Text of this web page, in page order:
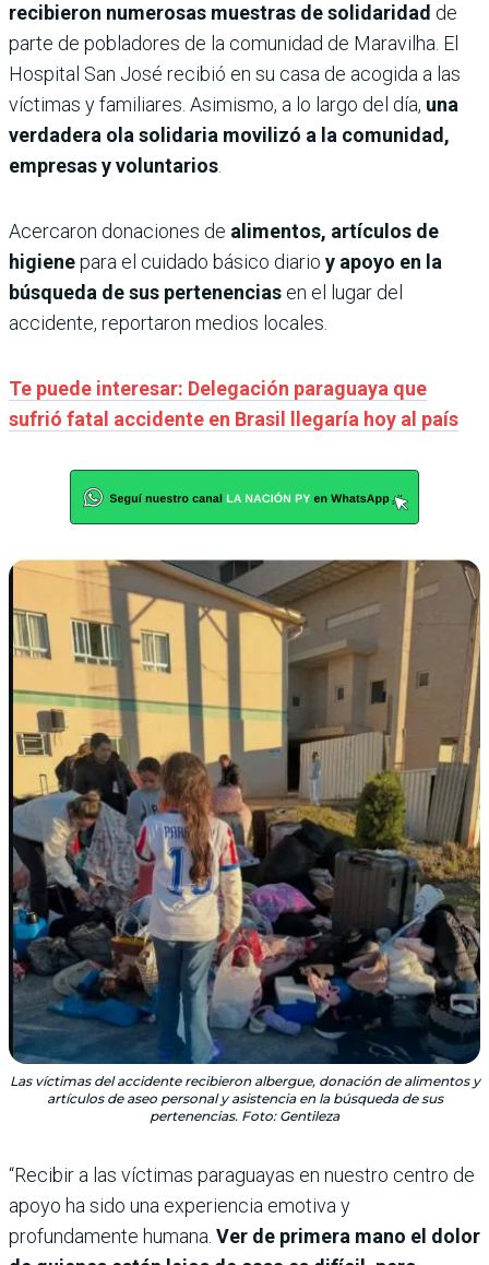
recibieron numerosas muestras de solidaridad de
parte de pobladores de la comunidad de Maravilha. El
Hospital San José recibió en su casa de acogida a las
víctimas y familiares. Asimismo, a lo largo del día, una
verdadera ola solidaria movilizó a la comunidad,
empresas y voluntarios.
Acercaron donaciones de alimentos, artículos de
higienepara el cuidado básico diario y apoyo en la
búsqueda de sus pertenencias en el lugar del
accidente, reportaron medios locales.
Te puede interesar: Delegación paraguaya que
sufrió fatal accidente en Brasil llegaría hoy al país
Las víctimas del accidente recibieron albergue, donación de alimentos y
artículos de aseo personal y asistencia en la búsqueda de sus
pertenencias. Foto: Gentileza
“Recibir a las víctimas paraguayas en nuestro centro de
apoyo ha sido una experiencia emotiva y
profundamente humana. Ver de primera mano el dolor